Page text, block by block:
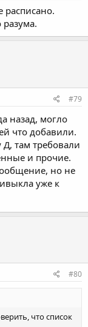
разума.
#79
назад, могло
что добавили.
там требовали
и прочие.
но не
уже к
#80
что список